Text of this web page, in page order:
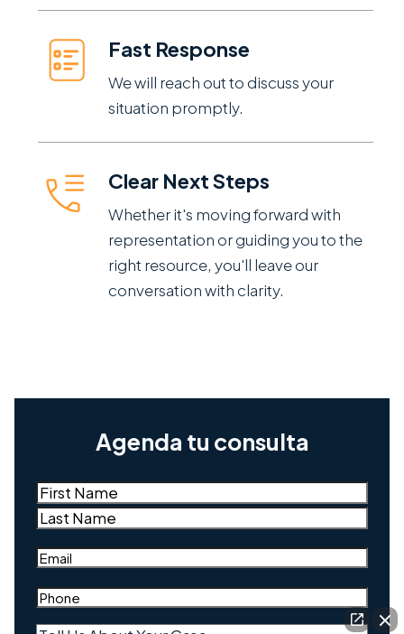
Fast Response
We will reach out to discuss your
situation promptly.
Clear Next Steps
Whether it's moving forward with
representation or guiding you to the
right resource, you'll leave our
conversation with clarity.
Agenda tu consulta
Name(Required)
First
Email
Phone